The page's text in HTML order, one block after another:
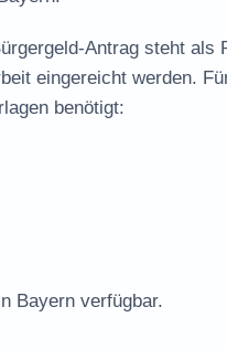
Antrag steht als
eingereicht werden.
benötigt:
Bayern verfügbar.